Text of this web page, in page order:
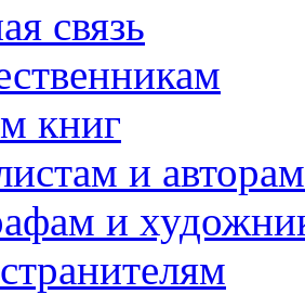
связь
книг
и авторам
и